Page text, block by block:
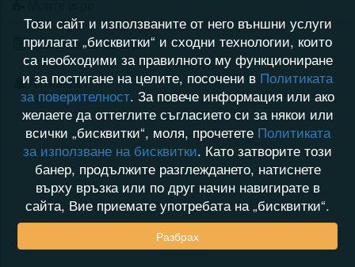
Хронология на игри
Активност
Този сайт и използваните от него външни услуги
прилагат „бисквитки“ и сходни технологии, които
са необходими за правилното му функциониране
и за постигане на целите, посочени в Политиката
за поверителност. За повече информация или ако
желаете да оттеглите съгласието си за някои или
всички „бисквитки“, моля, прочетете Политиката
за използване на бисквитки. Като затворите този
банер, продължите разглеждането, натиснете
върху връзка или по друг начин навигирате в
сайта, Вие приемате употребата на „бисквитки“.
Разбрах